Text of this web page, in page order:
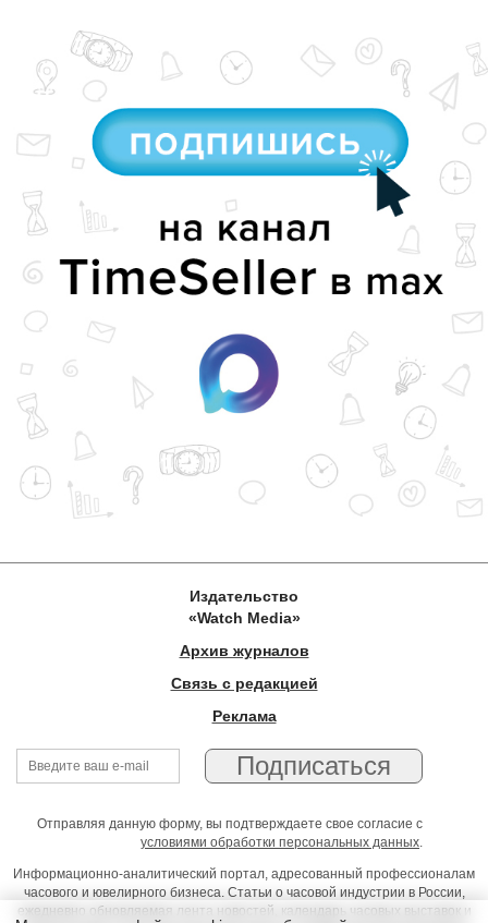
Издательство
«Watch Media»
Архив журналов
Связь с редакцией
Реклама
Отправляя данную форму, вы подтверждаете свое согласие с
условиями обработки персональных данных.
Информационно-аналитический портал, адресованный профессионалам
часового и ювелирного бизнеса. Статьи о часовой индустрии в России,
ежедневно обновляемая лента новостей, календарь часовых выставок и